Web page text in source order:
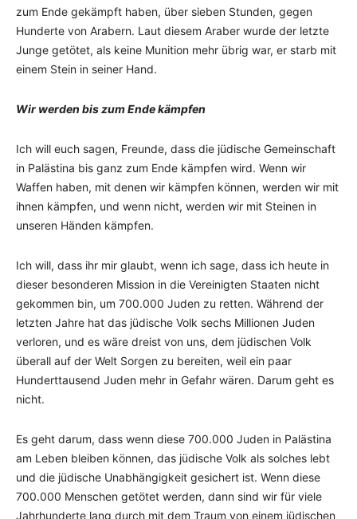
zum Ende gekämpft haben, über sieben Stunden, gegen
Hunderte von Arabern. Laut diesem Araber wurde der letzte
Junge getötet, als keine Munition mehr übrig war, er starb mit
einem Stein in seiner Hand.
Wir werden bis zum Ende kämpfen
Ich will euch sagen, Freunde, dass die jüdische Gemeinschaft
in Palästina bis ganz zum Ende kämpfen wird. Wenn wir
Waffen haben, mit denen wir kämpfen können, werden wir mit
ihnen kämpfen, und wenn nicht, werden wir mit Steinen in
unseren Händen kämpfen.
Ich will, dass ihr mir glaubt, wenn ich sage, dass ich heute in
dieser besonderen Mission in die Vereinigten Staaten nicht
gekommen bin, um 700.000 Juden zu retten. Während der
letzten Jahre hat das jüdische Volk sechs Millionen Juden
verloren, und es wäre dreist von uns, dem jüdischen Volk
überall auf der Welt Sorgen zu bereiten, weil ein paar
Hunderttausend Juden mehr in Gefahr wären. Darum geht es
nicht.
Es geht darum, dass wenn diese 700.000 Juden in Palästina
am Leben bleiben können, das jüdische Volk als solches lebt
und die jüdische Unabhängigkeit gesichert ist. Wenn diese
700.000 Menschen getötet werden, dann sind wir für viele
Jahrhunderte lang durch mit dem Traum von einem jüdischen